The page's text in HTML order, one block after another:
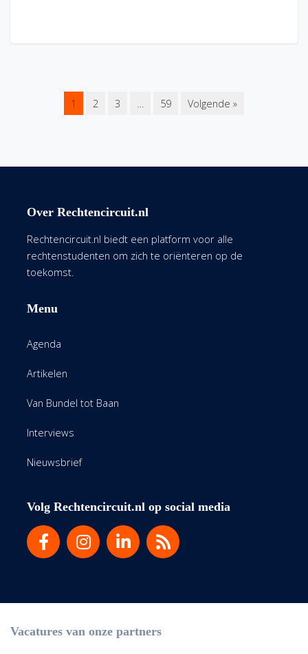
1 2 3 … 59 Volgende »
Over Rechtencircuit.nl
Rechtencircuit.nl biedt een platform voor alle
rechtenstudenten om zich te oriënteren op de
toekomst.
Menu
Agenda
Artikelen
Van Bundel tot Baan
Interviews
Nieuwsbrief
Volg Rechtencircuit.nl op social media
Vacatures van onze partners